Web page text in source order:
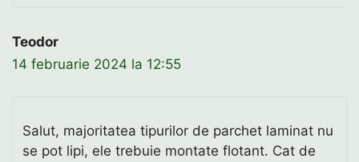
Teodor
14 februarie 2024 la 12:55
Salut, majoritatea tipurilor de parchet laminat nu
se pot lipi, ele trebuie montate flotant. Cat de